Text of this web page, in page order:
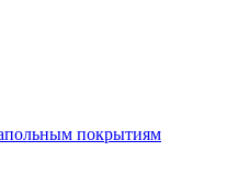
покрытиям